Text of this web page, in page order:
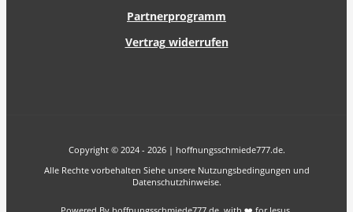
Partnerprogramm
Vertrag widerrufen
Copyright © 2024 - 2026 | hoffnungsschmiede777.de.
Alle Rechte vorbehalten Siehe unsere Nutzungsbedingungen und
Datenschutzhinweise.